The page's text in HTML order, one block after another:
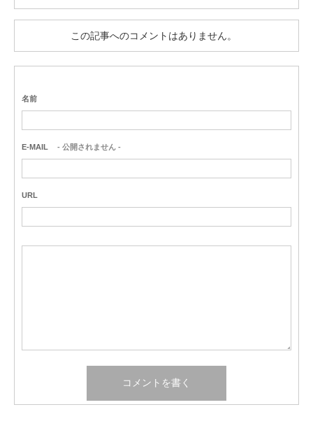
この記事へのコメントはありません。
名前
E-MAIL - 公開されません -
URL